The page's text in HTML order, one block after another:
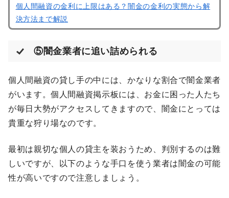
個人間融資の金利に上限はある？闇金の金利の実態から解
決方法まで解説
⑤闇金業者に追い詰められる
個人間融資の貸し手の中には、かなりな割合で闇金業者
がいます。個人間融資掲示板には、お金に困った人たち
が毎日大勢がアクセスしてきますので、闇金にとっては
貴重な狩り場なのです。
最初は親切な個人の貸主を装おうため、判別するのは難
しいですが、以下のような手口を使う業者は闇金の可能
性が高いですので注意しましょう。